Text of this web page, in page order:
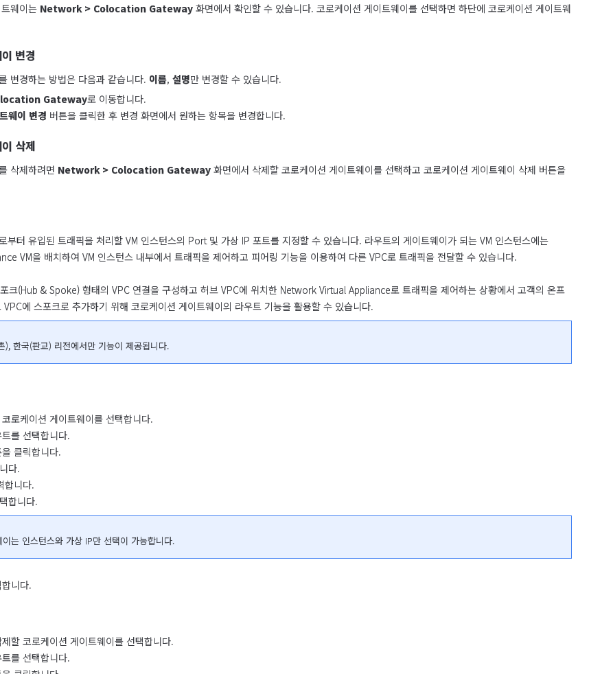
웨이는 Network > Colocation Gateway 화면에서 확인할 수 있습니다. 코로케이션 게이트웨이를 선택하면 하단에 코로케이션 게이트웨
변경
변경하는 방법은 다음과 같습니다. 이름, 설명만 변경할 수 있습니다.
Gateway로 이동합니다.
웨이 변경 버튼을 클릭한 후 변경 화면에서 원하는 항목을 변경합니다.
삭제
삭제하려면 Network > Colocation Gateway 화면에서 삭제할 코로케이션 게이트웨이를 선택하고 코로케이션 게이트웨이 삭제 버튼을
부터 유입된 트래픽을 처리할 VM 인스턴스의 Port 및 가상 IP 포트를 지정할 수 있습니다. 라우트의 게이트웨이가 되는 VM 인스턴스에는
VM을 배치하여 VM 인스턴스 내부에서 트래픽을 제어하고 피어링 기능을 이용하여 다른 VPC로 트래픽을 전달할 수 있습니다.
크(Hub & Spoke) 형태의 VPC 연결을 구성하고 허브 VPC에 위치한 Network Virtual Appliance로 트래픽을 제어하는 상황에서 고객의 온프
에 스포크로 추가하기 위해 코로케이션 게이트웨이의 라우트 기능을 활용할 수 있습니다.
), 한국(판교) 리전에서만 기능이 제공됩니다.
로케이션 게이트웨이를 선택합니다.
를 선택합니다.
을 클릭합니다.
다.
합니다.
합니다.
는 인스턴스와 가상 IP만 선택이 가능합니다.
니다.
할 코로케이션 게이트웨이를 선택합니다.
를 선택합니다.